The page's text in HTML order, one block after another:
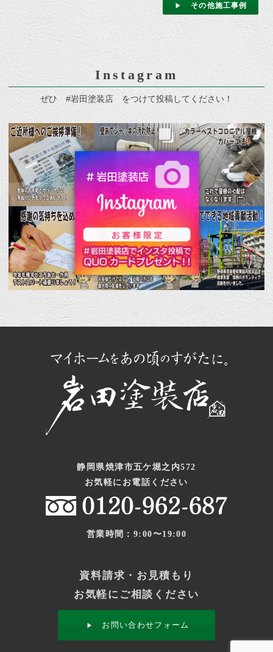
その他施工事例
Instagram
ぜひ #岩田塗装店 をつけて投稿してください！
静岡県焼津市五ケ堀之内572
お気軽にお電話ください
営業時間：9:00〜19:00
資料請求・お見積もり
お気軽にご相談ください
お問い合わせフォーム